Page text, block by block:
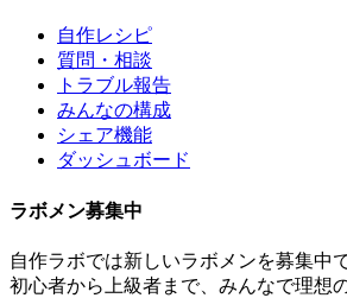
自作レシピ
質問・相談
トラブル報告
みんなの構成
シェア機能
ダッシュボード
ラボメン募集中
自作ラボでは新しいラボメンを募集中
初心者から上級者まで、みんなで理想